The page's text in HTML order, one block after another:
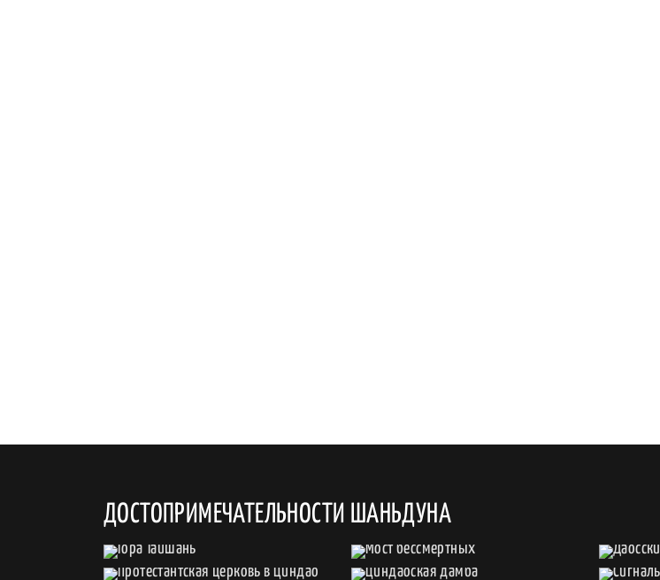
ДОСТОПРИМЕЧАТЕЛЬНОСТИ ШАНЬДУНА